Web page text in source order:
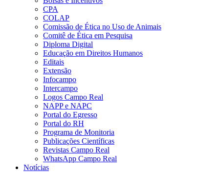
CPA
COLAP
Comissão de Ética no Uso de Animais
Comitê de Ética em Pesquisa
Diploma Digital
Educação em Direitos Humanos
Editais
Extensão
Infocampo
Intercampo
Logos Campo Real
NAPP e NAPC
Portal do Egresso
Portal do RH
Programa de Monitoria
Publicações Científicas
Revistas Campo Real
WhatsApp Campo Real
Notícias